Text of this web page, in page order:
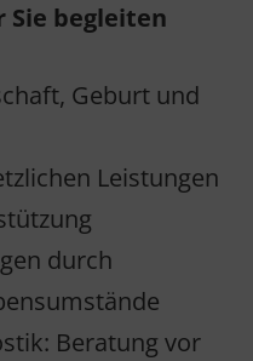
Sie begleiten
Geburt und
Leistungen
durch
Beratung vor